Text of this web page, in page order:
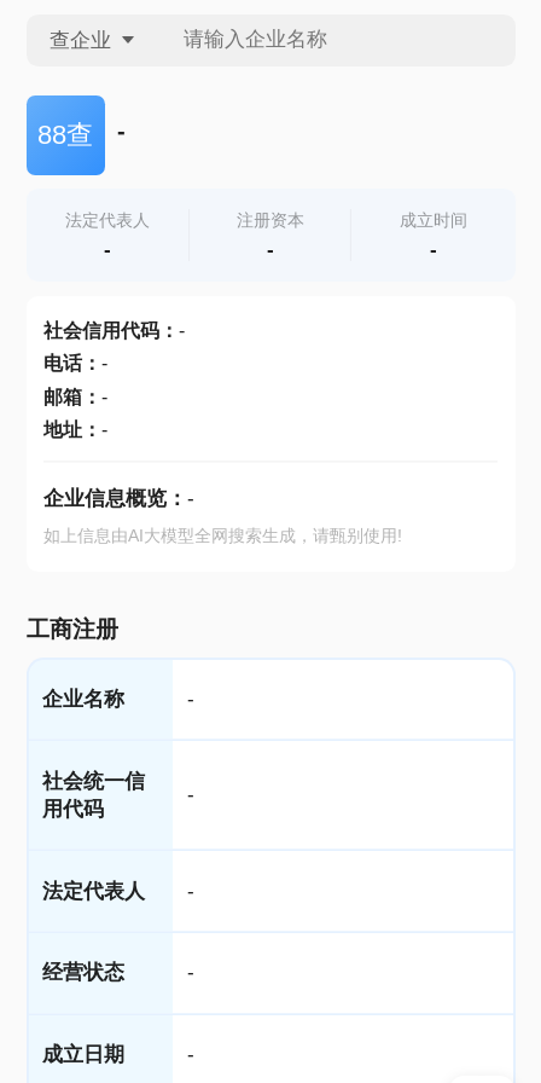
查企业
查企业
查产地
88查 -
法定代表人
-
注册资本
-
成立时间
-
社会信用代码： -
电话： -
邮箱： -
地址： -
企业信息概览： -
如上信息由AI大模型全网搜索生成，请甄别使用!
工商注册
企业名称 -
社会统一信
用代码
-
法定代表人 -
经营状态 -
成立日期 -